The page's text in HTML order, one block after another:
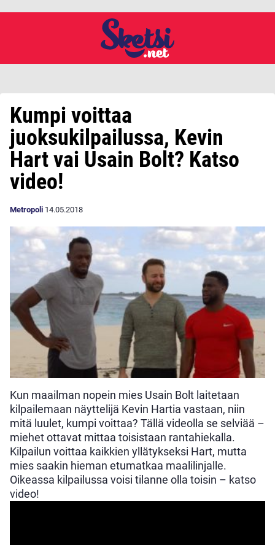
Kumpi voittaa
juoksukilpailussa, Kevin
Hart vai Usain Bolt? Katso
video!
Metropoli 14.05.2018
Kun maailman nopein mies Usain Bolt laitetaan
kilpailemaan näyttelijä Kevin Hartia vastaan, niin
mitä luulet, kumpi voittaa? Tällä videolla se selviää –
miehet ottavat mittaa toisistaan rantahiekalla.
Kilpailun voittaa kaikkien yllätykseksi Hart, mutta
mies saakin hieman etumatkaa maalilinjalle.
Oikeassa kilpailussa voisi tilanne olla toisin – katso
video!